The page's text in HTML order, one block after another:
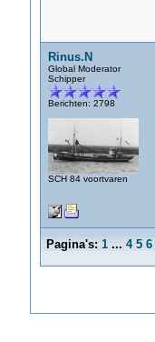
Rinus.N
Global Moderator
Schipper
Berichten: 2798
SCH 84 voortvaren
Pagina's: 1 ... 4 5 6